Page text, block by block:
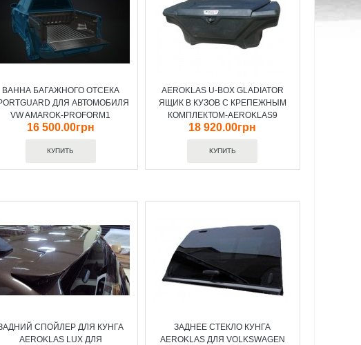
ВАННА БАГАЖНОГО ОТСЕКА
ДЛЯ АВТОМОБИЛЯ
VW AMAROK-PROFORM1
16 500.00грн
AEROKLAS U-BOX GLADIATOR
ЯЩИК В КУЗОВ С КРЕПЕЖНЫМ
КОМПЛЕКТОМ-AEROKLAS9
18 920.00грн
СПОЙЛЕР ДЛЯ КУНГА
AEROKLAS LUX ДЛЯ
ЗАДНЕЕ СТЕКЛО КУНГА
AEROKLAS ДЛЯ VOLKSWAGEN